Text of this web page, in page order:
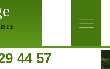
44 57